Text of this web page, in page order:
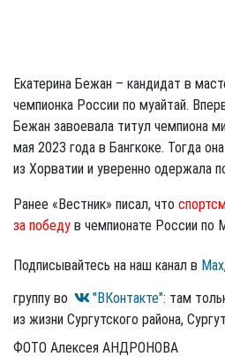
Екатерина Бежан – кандидат в
чемпионка России по муайтай.
Бежан завоевала титул чемпиона
мая 2023 года в Бангкоке. Тогда
из Хорватии и уверенно одержала
Ранее «Вестник» писал, что
за победу в чемпионате России по
Подписывайтесь на наш канал в Max
группу во
"ВКонтакте": там
из жизни Сургутского района,
ФОТО Алексея АНДРОНОВА